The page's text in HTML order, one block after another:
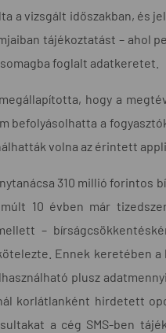
a vizsgált időszakban, és
tájékoztatást – ahol
foglalt adatkeretet.
hogy a
befolyásolhatta a
volna az érintett
310 millió
10 évben már
–
Ennek keretében
plusz
korlátlanként hirdetett
a cég SMS-ben